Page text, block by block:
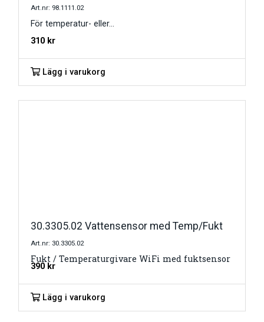
Art.nr: 98.1111.02
För temperatur- eller...
310 kr
Lägg i varukorg
30.3305.02 Vattensensor med Temp/Fukt
Art.nr: 30.3305.02
Fukt / Temperaturgivare WiFi med fuktsensor
390 kr
Lägg i varukorg